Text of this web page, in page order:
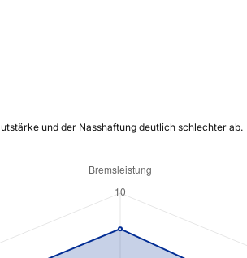
und der Nasshaftung deutlich schlechter ab.